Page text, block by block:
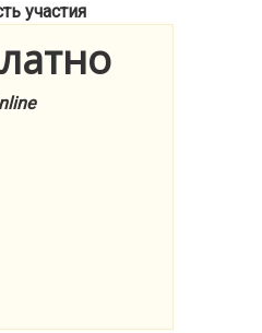
участия